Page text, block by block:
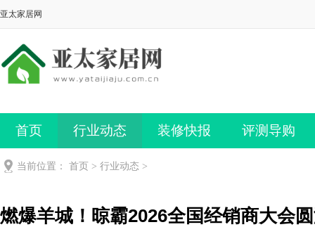
亚太家居网
首页 行业动态 装修快报 评测导购
当前位置： 首页 > 行业动态 >
燃爆羊城！晾霸2026全国经销商大会